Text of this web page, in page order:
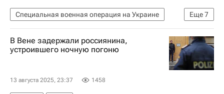
Еще7
Специальная военная операция на Украине
Курская область
Суджа
Россия
Валерий Герасимов
Владимир Путин
В Вене задержали россиянина,
устроившего ночную погоню
13 августа 2025, 23:37 1458